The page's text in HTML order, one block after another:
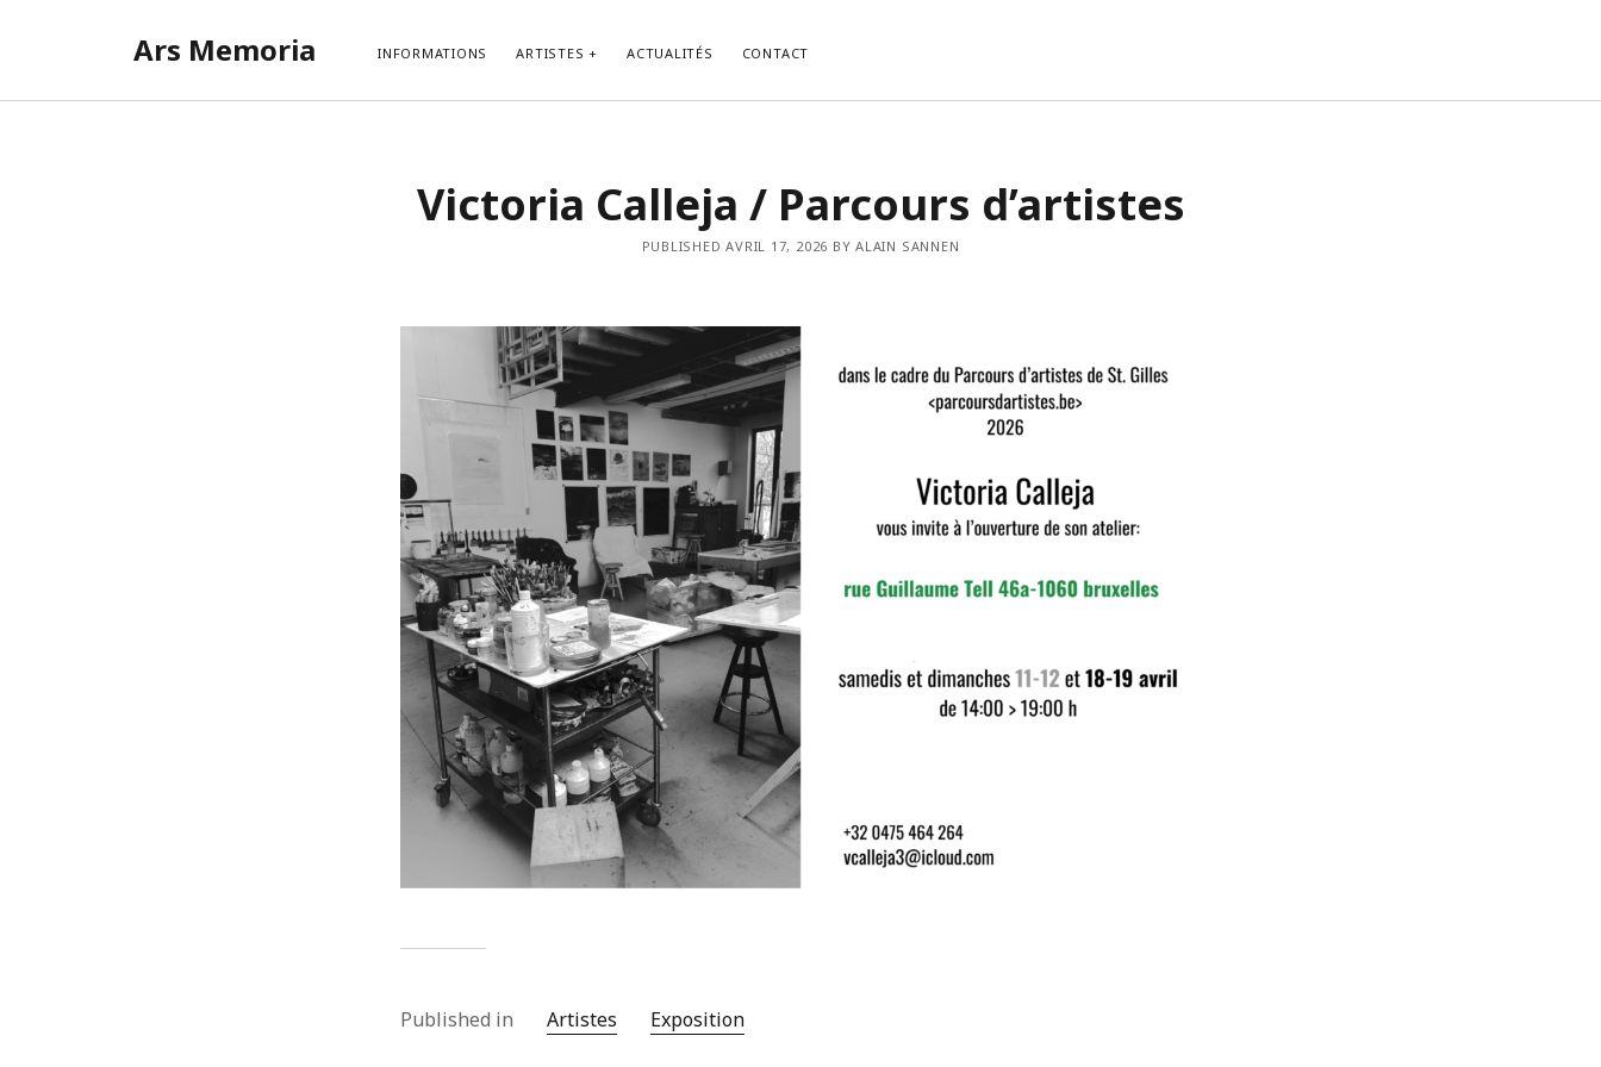
Ars Memoria INFORMATIONS ARTISTES ACTUALITÉS CONTACT
Victoria Calleja / Parcours d’artistes
PUBLISHED AVRIL 17, 2026 BY ALAIN SANNEN
Published in Artistes Exposition